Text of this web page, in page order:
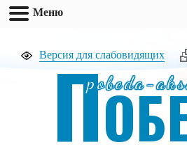
Версия для слабовидящих
pobeda-
П
Меню